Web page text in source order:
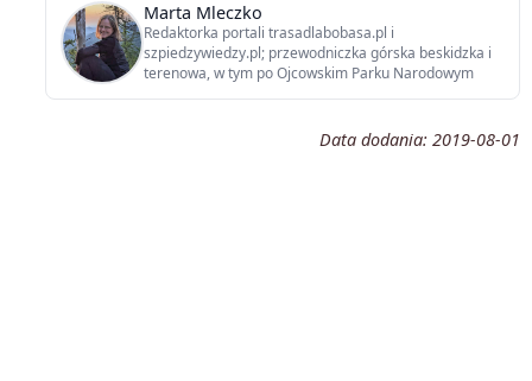
Marta Mleczko
Redaktorka portali trasadlabobasa.pl i
szpiedzywiedzy.pl; przewodniczka górska beskidzka i
terenowa, w tym po Ojcowskim Parku Narodowym
Data dodania: 2019-08-01